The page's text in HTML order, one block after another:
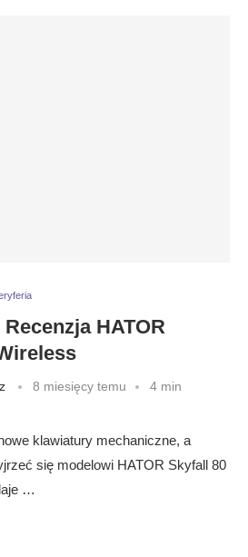
HATOR
8 miesięcy temu
4 min
klawiatury mechaniczne, a
się modelowi HATOR Skyfall 80
…